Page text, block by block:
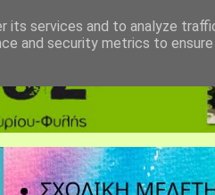
services and to analyze
and security metrics to